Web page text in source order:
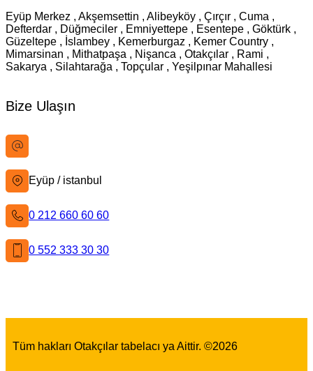
Eyüp Merkez , Akşemsettin , Alibeyköy , Çırçır , Cuma ,
Defterdar , Düğmeciler , Emniyettepe , Esentepe , Göktürk ,
Güzeltepe , İslambey , Kemerburgaz , Kemer Country ,
Mimarsinan , Mithatpaşa , Nişanca , Otakçılar , Rami ,
Sakarya , Silahtarağa , Topçular , Yeşilpınar Mahallesi
Bize Ulaşın
Eyüp / istanbul
0 212 660 60 60
0 552 333 30 30
Tüm hakları Otakçılar tabelacı ya Aittir. ©2026
İstanbul Tabela